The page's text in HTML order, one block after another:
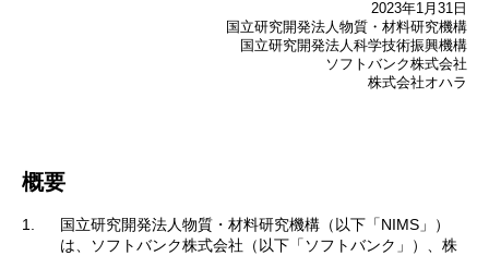
2023年1月31日
国立研究開発法人物質・材料研究機構
国立研究開発法人科学技術振興機構
ソフトバンク株式会社
株式会社オハラ
概要
1.
国立研究開発法人物質・材料研究機構（以下「NIMS」）
は、ソフトバンク株式会社（以下「ソフトバンク」）、株